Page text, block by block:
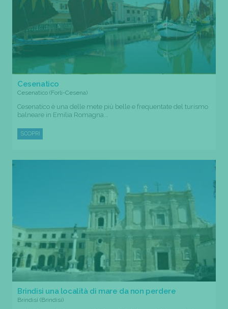
Cesenatico
Cesenatico (Forli-Cesena)
Cesenatico è una delle mete più belle e frequentate del turismo
balneare in Emilia Romagna...
SCOPRI
Brindisi una località di mare da non perdere
Brindisi (Brindisi)